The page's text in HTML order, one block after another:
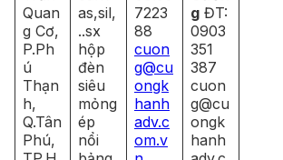
Quan
g Cơ,
P.Ph
ú
Thạn
h,
Q.Tân
Phú,
as,sil,
..sx
hộp
đèn
siêu
mỏng
ép
nổi
7223
88
cuon
g@cu
ongk
hanh
adv.c
om.v
g ĐT:
0903
351
387
cuon
g@cu
ongk
hanh